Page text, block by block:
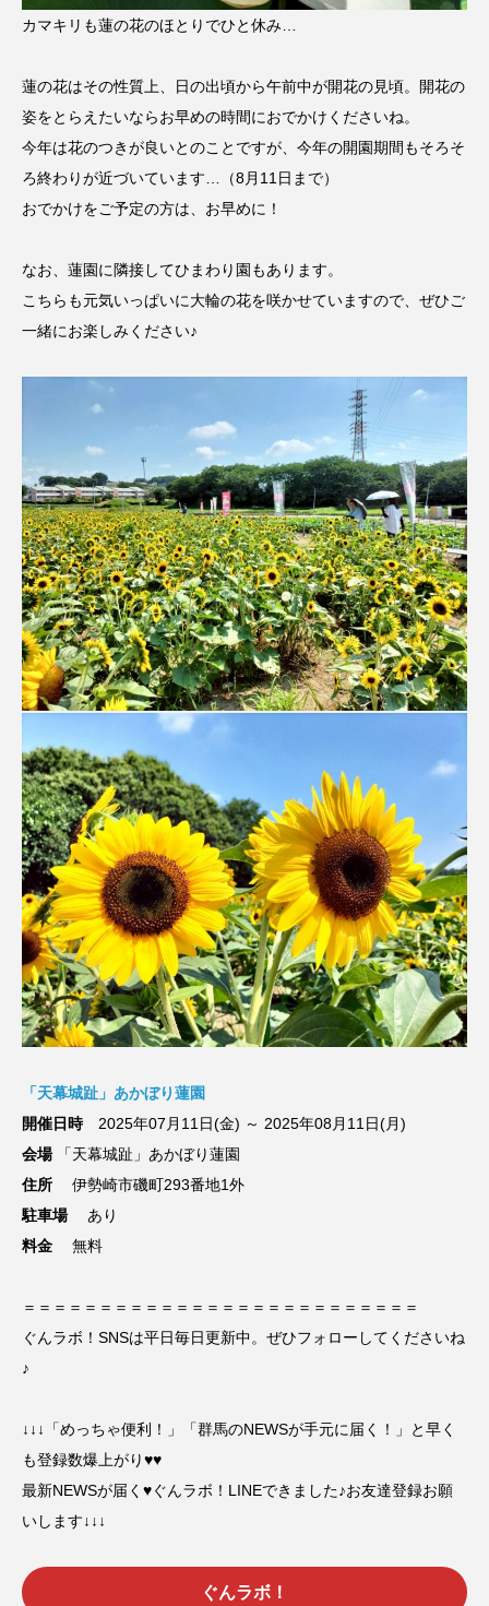
カマキリも蓮の花のほとりでひと休み…
蓮の花はその性質上、日の出頃から午前中が開花の見頃。開花の
姿をとらえたいならお早めの時間におでかけくださいね。
今年は花のつきが良いとのことですが、今年の開園期間もそろそ
ろ終わりが近づいています…（8月11日まで）
おでかけをご予定の方は、お早めに！
なお、蓮園に隣接してひまわり園もあります。
こちらも元気いっぱいに大輪の花を咲かせていますので、ぜひご
一緒にお楽しみください♪
「天幕城趾」あかぼり蓮園
開催日時2025年07月11日(金) ～ 2025年08月11日(月)
会場「天幕城趾」あかぼり蓮園
住所 伊勢崎市磯町293番地1外
駐車場あり
料金
無料
＝＝＝＝＝＝＝＝＝＝＝＝＝＝＝＝＝＝＝＝＝＝＝＝＝＝
ぐんラボ！SNSは平日毎日更新中。ぜひフォローしてくださいね
♪
↓↓↓「めっちゃ便利！」「群馬のNEWSが手元に届く！」と早く
も登録数爆上がり♥♥
最新NEWSが届く♥ぐんラボ！LINEできました♪お友達登録お願
いします↓↓↓
ぐんラボ！